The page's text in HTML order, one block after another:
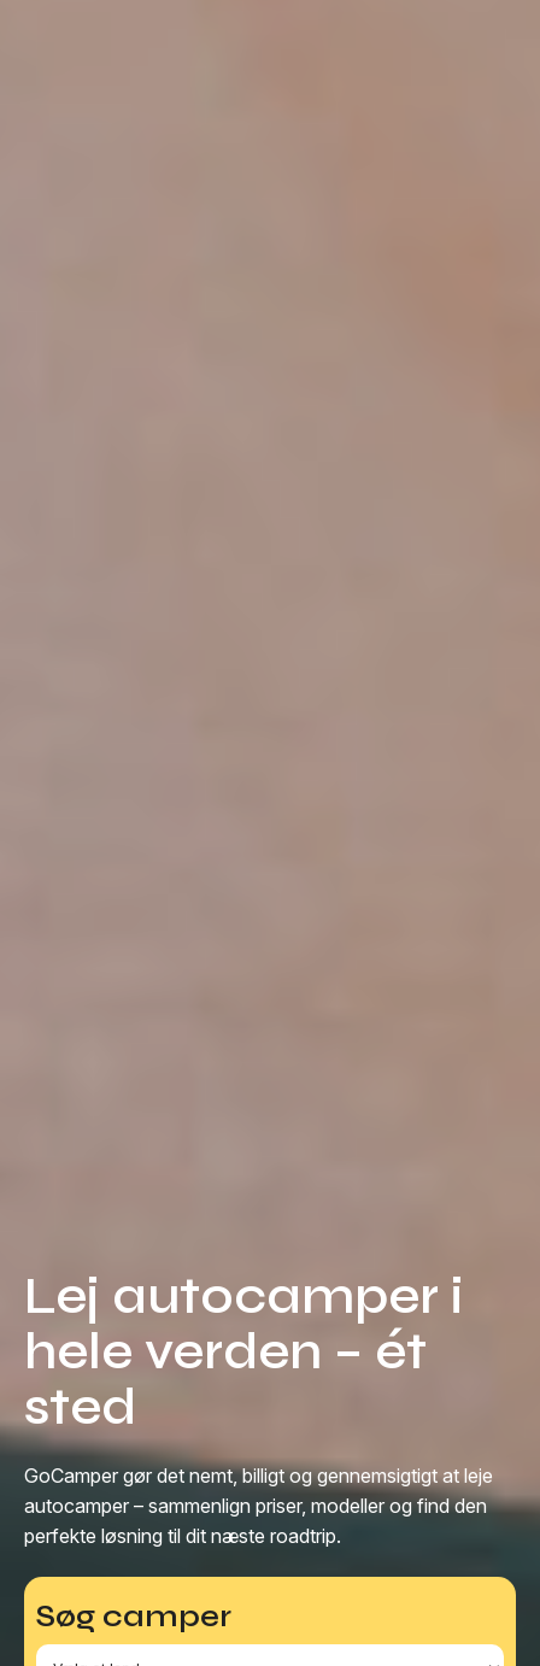
Lej autocamper i
hele verden – ét
sted
GoCamper gør det nemt, billigt og gennemsigtigt at leje
autocamper – sammenlign priser, modeller og find den
perfekte løsning til dit næste roadtrip.
Søg camper
et